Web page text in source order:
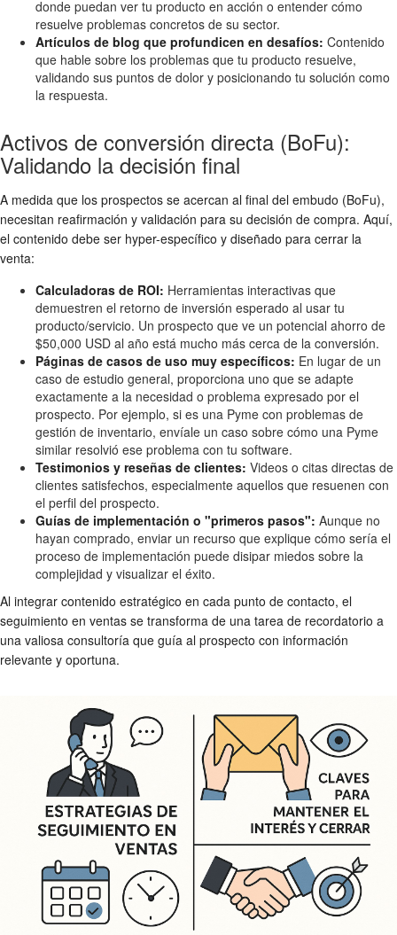
donde puedan ver tu producto en acción o entender cómo
resuelve problemas concretos de su sector.
Artículos de blog que profundicen en desafíos: Contenido
que hable sobre los problemas que tu producto resuelve,
validando sus puntos de dolor y posicionando tu solución como
la respuesta.
Activos de conversión directa (BoFu):
Validando la decisión final
A medida que los prospectos se acercan al final del embudo (BoFu),
necesitan reafirmación y validación para su decisión de compra. Aquí,
el contenido debe ser hyper-específico y diseñado para cerrar la
venta:
Calculadoras de ROI: Herramientas interactivas que
demuestren el retorno de inversión esperado al usar tu
producto/servicio. Un prospecto que ve un potencial ahorro de
$50,000 USD al año está mucho más cerca de la conversión.
Páginas de casos de uso muy específicos: En lugar de un
caso de estudio general, proporciona uno que se adapte
exactamente a la necesidad o problema expresado por el
prospecto. Por ejemplo, si es una Pyme con problemas de
gestión de inventario, envíale un caso sobre cómo una Pyme
similar resolvió ese problema con tu software.
Testimonios y reseñas de clientes: Videos o citas directas de
clientes satisfechos, especialmente aquellos que resuenen con
el perfil del prospecto.
Guías de implementación o "primeros pasos": Aunque no
hayan comprado, enviar un recurso que explique cómo sería el
proceso de implementación puede disipar miedos sobre la
complejidad y visualizar el éxito.
Al integrar contenido estratégico en cada punto de contacto, el
seguimiento en ventas se transforma de una tarea de recordatorio a
una valiosa consultoría que guía al prospecto con información
relevante y oportuna.